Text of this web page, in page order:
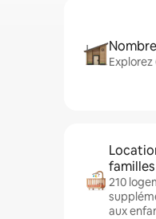
familles
210
aux